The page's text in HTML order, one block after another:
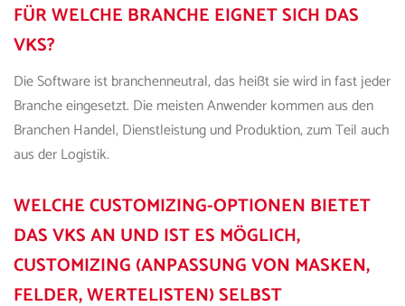
FÜR WELCHE BRANCHE EIGNET SICH DAS
VKS?
Die Software ist branchenneutral, das heißt sie wird in fast jeder
Branche eingesetzt. Die meisten Anwender kommen aus den
Branchen Handel, Dienstleistung und Produktion, zum Teil auch
aus der Logistik.
WELCHE CUSTOMIZING-OPTIONEN BIETET
DAS VKSAN UND IST ES MÖGLICH,
CUSTOMIZING (ANPASSUNG VON MASKEN,
FELDER, WERTELISTEN) SELBST